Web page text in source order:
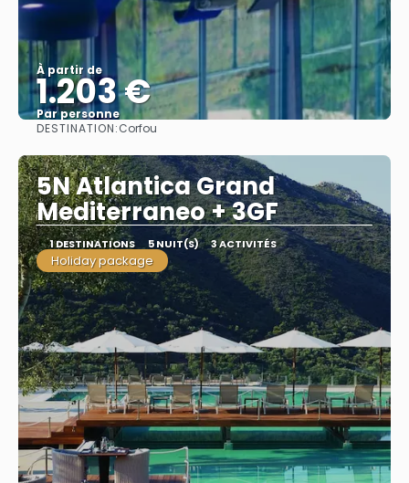
À partir de
1.203 €
Par personne
DESTINATION:Corfou
5N Atlantica Grand
Mediterraneo + 3GF
1 DESTINATIONS 5 NUIT(S) 3 ACTIVITÉS
Holiday package